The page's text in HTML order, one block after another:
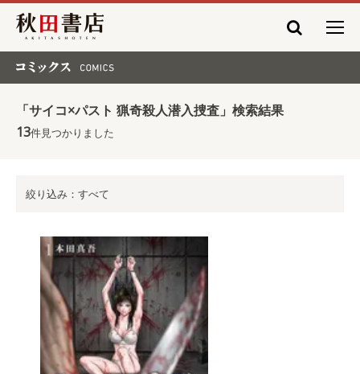
秋田書店
「サイコ×パスト 猟奇殺人潜入捜査」検索結果
13件見つかりました
絞り込み：すべて